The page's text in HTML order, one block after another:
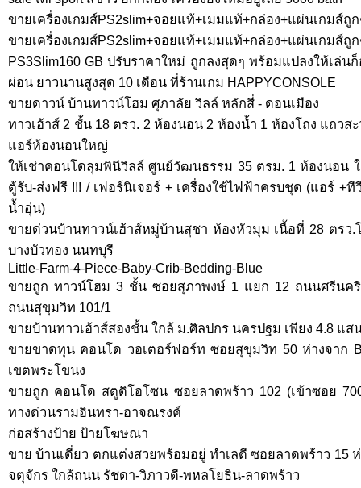
ขายเครื่องเกมส์PS2slim+จอยแท้+เมมแท้+กล่อง+แผ่นเกมส์ถูก
ขายเครื่องเกมส์PS2slim+จอยแท้+เมมแท้+กล่อง+แผ่นเกมส์ถูก
PS3Slim160 GB ปรับราคาใหม่ ถูกลงสุดๆ พร้อมแปลงให้เล่น
ผ่อน ยาวนานสูงสุด 10 เดือน ที่ร้านเกม HAPPYCONSOLE
ขายดาวน์ บ้านทาวน์โฮม ศุภาลัย วิลล์ หลักสี่ - ดอนเมือง
ทาวเฮ้าส์ 2 ชั้น 18 ตรว. 2 ห้องนอน 2 ห้องน้ำ 1 ห้องโถง แถว
แอร์ห้องนอนใหญ่
ให้เช่าคอนโดลุมพินีวิลล์ ศูนย์วัฒนธรรม 35 ตรม. 1 ห้องนอน
ตู้รับ-ส่งฟรี !!! / เฟอร์นิเจอร์ + เครื่องใช้ไฟฟ้าครบชุด (แอร์ +ที
น้ำอุ่น)
ขายด่วนบ้านทาวน์เฮ้าส์หมู่บ้านสุชา ห้องหัวมุม เนื้อที่ 28 ตรว
บางบัวทอง นนทบุรี
Little-Farm-4-Piece-Baby-Crib-Bedding-Blue
ขายถูก ทาวน์โฮม 3 ชั้น ซอยสุภาพงษ์ 1 แยก 12 ถนนศรีนคริ
ถนนสุขุมวิท 101/1
ขายบ้านทาวเฮ้าส์สองชั้น ใกล้ ม.ศิลปกร นครปฐม เพียง 4.8 แส
ขายขาดทุน คอนโด วอเตอร์ฟอร์ท ซอยสุขุมวิท 50 ห่างจาก
เขตพระโขนง
ขายถูก คอนโด สตูดิโอโซน ซอยลาดพร้าว 102 (เข้าซอย
ทางด่วนรามอินทรา-อาจณรงค์
ก่อสร้างป้าย ป้ายโฆษณา
ขาย บ้านเดี่ยว ตกแต่งสวยพร้อมอยู่ ทำเลดี ซอยลาดพร้าว 15
จตุจักร ใกล้ถนน รัชดา-วิภาวดี-พหลโยธิน-ลาดพร้าว